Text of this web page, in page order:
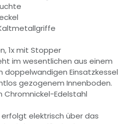
1x mit Stopper
im wesentlichen aus einem
doppelwandigen Einsatzkessel
gezogenem Innenboden.
Chromnickel-Edelstahl
elektrisch über das